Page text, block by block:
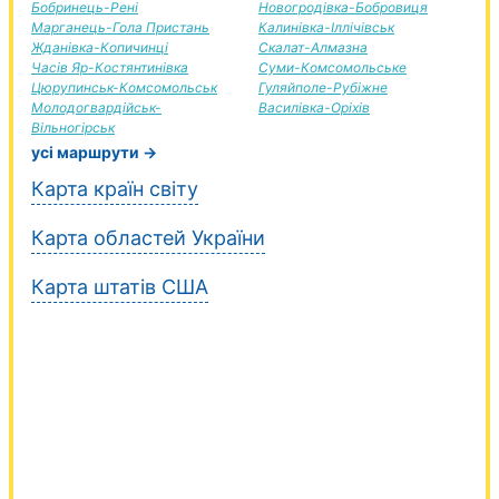
Бобринець-Рені
Марганець-Гола Пристань
Жданівка-Копичинці
Часів Яр-Костянтинівка
Цюрупинськ-Комсомольськ
Молодогвардійськ-
Вільногірськ
Новогродівка-Бобровиця
Калинівка-Іллічівськ
Скалат-Алмазна
Суми-Комсомольське
Гуляйполе-Рубіжне
Василівка-Оріхів
усі маршрути →
Карта країн світу
Карта областей України
Карта штатів США